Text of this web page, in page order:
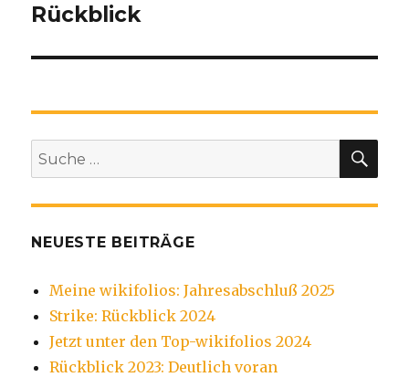
Rückblick
Suche
nach:
NEUESTE BEITRÄGE
Meine wikifolios: Jahresabschluß 2025
Strike: Rückblick 2024
Jetzt unter den Top-wikifolios 2024
Rückblick 2023: Deutlich voran